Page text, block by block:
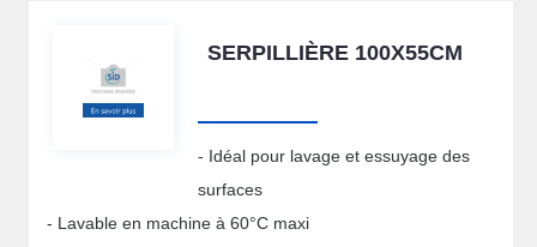
SERPILLIÈRE 100X55CM
- Idéal pour lavage et essuyage des
surfaces
- Lavable en machine à 60°C maxi